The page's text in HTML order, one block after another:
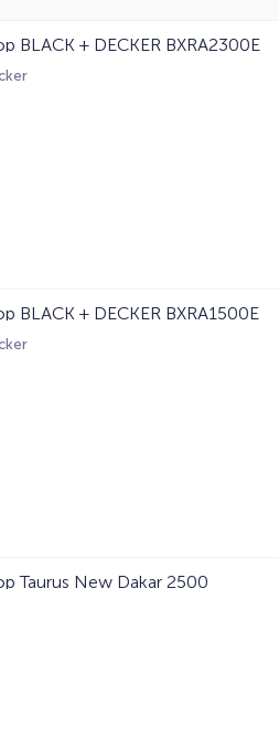
BLACK + DECKER BXRA2300E
BLACK + DECKER BXRA1500E
Taurus New Dakar 2500